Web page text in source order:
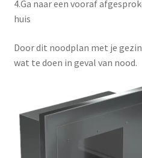
4.Ga naar een vooraf
huis
Door dit noodplan met je
wat te doen in geval van nood.